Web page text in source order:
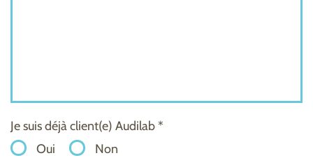
Je suis déjà client(e) Audilab *
Oui
Non